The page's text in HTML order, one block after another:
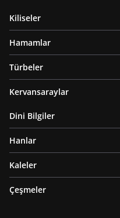
Kiliseler
Hamamlar
Türbeler
Kervansaraylar
Dini Bilgiler
Hanlar
Kaleler
Çeşmeler